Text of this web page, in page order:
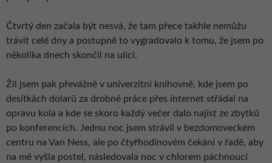
Čtvrtý den začala být nesvá, že tam přece takhle nemůžu
trávit celé dny a postupně to vygradovalo k tomu, že jsem po
několika dnech skončil na ulici.
Žil jsem pak převážně v univerzitní knihovně, kde jsem po
desítkách dolarů za drobné práce přes internet střádal na
opravu kola a kde se skoro každý večer dalo najíst ze zbytků
po konferencích. Jednu noc jsem strávil v bezdomoveckém
centru na Van Ness, ale po čtyřhodinovém čekání v řadě, aby
na mě vyšla postel, následovala noc v chlorem páchnoucí